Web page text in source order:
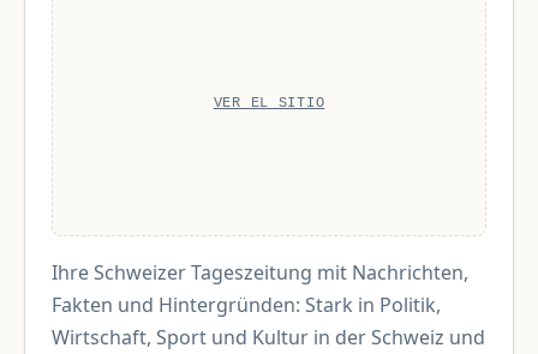
VER EL SITIO
Ihre Schweizer Tageszeitung mit Nachrichten,
Fakten und Hintergründen: Stark in Politik,
Wirtschaft, Sport und Kultur in der Schweiz und